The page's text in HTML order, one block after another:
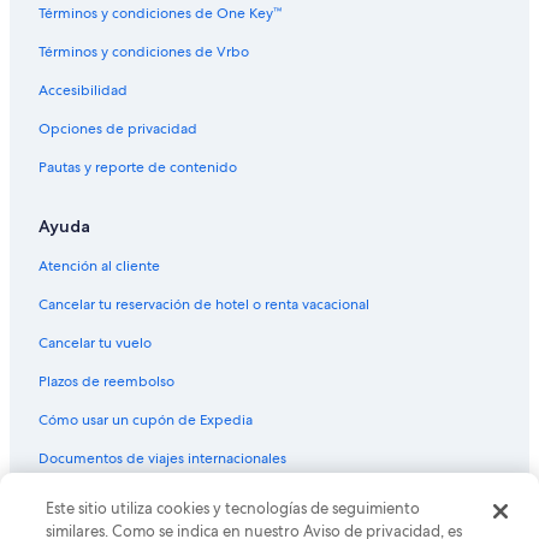
Vuelos de Los Ángeles (LAX) a Nueva York (LGA)
Vuelos de Lexington (LEX) a Nueva York (LGA)
Vuelos de Lima (LIM) a Nueva York (LGA)
Vuelos de Laredo (LRD) a Nueva York (LGA)
Vuelos de Orlando (MCO) a Nueva York (LGA)
Vuelos de McAllen (MFE) a Nueva York (LGA)
Vuelos de Managua (MGA) a Nueva York (LGA)
Vuelos de Miami (MIA) a Nueva York (LGA)
Vuelos de Minneapolis (MSP) a Nueva York (LGA)
Vuelos de Nueva Orleans (MSY) a Nueva York (LGA)
Vuelos de Myrtle Beach (MYR) a Nueva York (LGA)
Vuelos de Oakland (OAK) a Nueva York (LGA)
Vuelos de Omaha (OMA) a Nueva York (LGA)
Términos y condiciones de One Key™
Términos y condiciones de Vrbo
Accesibilidad
Opciones de privacidad
Pautas y reporte de contenido
Ayuda
Atención al cliente
Cancelar tu reservación de hotel o renta vacacional
Cancelar tu vuelo
Plazos de reembolso
Cómo usar un cupón de Expedia
Documentos de viajes internacionales
© 2026 Expedia, Inc., una empresa de Expedia Group. Todos los
derechos reservados. Expedia y el logo de Expedia son marcas
Este sitio utiliza cookies y tecnologías de seguimiento
similares. Como se indica en nuestro Aviso de privacidad, es